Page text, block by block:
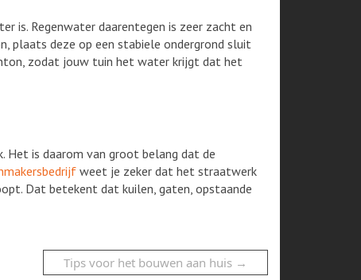
is. Regenwater daarentegen is zeer zacht en
plaats deze op een stabiele ondergrond sluit
zodat jouw tuin het water krijgt dat het
is daarom van groot belang dat de
weet je zeker dat het straatwerk
Dat betekent dat kuilen, gaten, opstaande
Tips voor het bouwen aan huis →